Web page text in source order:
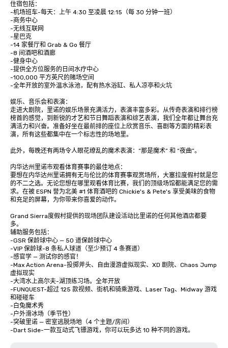
住宿包括：
-机场班车-每天：上午 4:30 至凌晨 12:15（每 30 分钟一班）
-商务中心
-无线互联网
-星巴克
-14 家餐厅和 Grab & Go 餐厅
-8 间酒吧和酒廊
-健身中心
-提供全方位服务的日间水疗中心
-100,000 平方英尺的赌场空间
-全年开放的室外温水泳池，配有热水浴缸、私人凉亭和火坑
娱乐、音乐会和表演：
走进大剧院，里诺的娱乐场景充满活力，表演丰富多彩。从传奇表演和排行榜
榜首的感觉，到新锐的才艺和节日舞蹈表演和综艺表演，我们全年都让舞台充
满活力和兴奋。准备好坐在最前排的座位上欣赏音乐、喜剧等方面的精彩表
演，所有这些都集中在一个标志性的场地里。
此外，每晚还有两场令人眼花缭乱的魔术表演：“那是魔术” 和 “夜曲”。
内华达州里诺市观看体育赛事的最佳地点：
要想在内华达州里诺拥有无与伦比的体育赛事观赏场所，大塞拉度假村就是您
的不二之选。无论您想在哪里观看体育比赛，我们的顶级场馆都能满足您的需
求。在被 ESPN 誉为北美 #1 体育酒吧的 Chickie's & Pete's 享受美味的食物
和充足的屏幕，为你带来你喜爱的动作。
Grand Sierra度假村提供的现场团队建设活动比里诺的任何其他酒店都要
多。
辅助服务包括：
-GSR 保龄球中心 — 50 道保龄球中心
-VIP 保龄球-8 条私人球道（至少预订 4 条赛道）
-感官学 — 测试你的感官！
-Max Action Arena-投掷斧头、自由漫游虚拟现实、XD 剧院、Chaos Jump
虚拟现实
-大湾水上高尔夫-湖顶练习场。全年开放
-FUNQUEST-超过 125 款视频、街机和骑乘游戏、Laser Tag、Midway 游戏
和碰碰车
-白兔魔术秀
-户外滑冰场（季节性）
-突破里诺 — 密室逃脱场地（4 个主题/房间）
-Dart Side-一款互动式飞镖游戏，你可以玩多达 10 种不同的游戏。